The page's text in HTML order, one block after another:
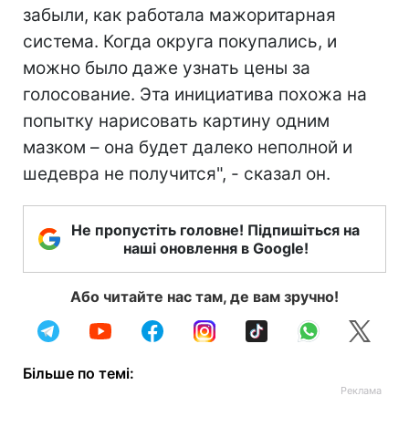
забыли, как работала мажоритарная
система. Когда округа покупались, и
можно было даже узнать цены за
голосование. Эта инициатива похожа на
попытку нарисовать картину одним
мазком – она будет далеко неполной и
шедевра не получится", - сказал он.
Не пропустіть головне! Підпишіться на
наші оновлення в Google!
Або читайте нас там, де вам зручно!
Більше по темі: